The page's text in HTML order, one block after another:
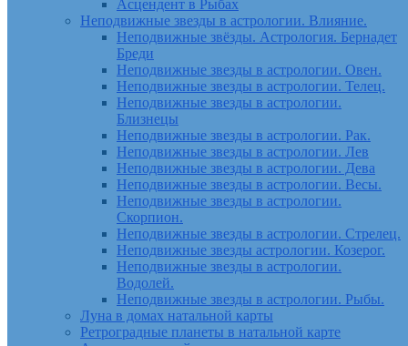
Асцендент в Рыбах
Неподвижные звезды в астрологии. Влияние.
Неподвижные звёзды. Астрология. Бернадет
Бреди
Неподвижные звезды в астрологии. Овен.
Неподвижные звезды в астрологии. Телец.
Неподвижные звезды в астрологии.
Близнецы
Неподвижные звезды в астрологии. Рак.
Неподвижные звезды в астрологии. Лев
Неподвижные звезды в астрологии. Дева
Неподвижные звезды в астрологии. Весы.
Неподвижные звезды в астрологии.
Скорпион.
Неподвижные звезды в астрологии. Стрелец.
Неподвижные звезды астрологии. Козерог.
Неподвижные звезды в астрологии.
Водолей.
Неподвижные звезды в астрологии. Рыбы.
Луна в домах натальной карты
Ретроградные планеты в натальной карте